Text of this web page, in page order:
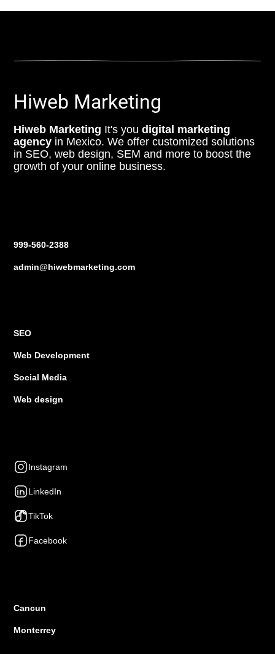
Hiweb Marketing
Hiweb Marketing It's youdigital marketing
agency in Mexico. We offer customized solutions
in SEO, web design, SEM and more to boost the
growth of your online business.
999-560-2388
admin@hiwebmarketing.com
SEO
Web Development
Social Media
Web design
Instagram
LinkedIn
TikTok
Facebook
Cancun
Monterrey